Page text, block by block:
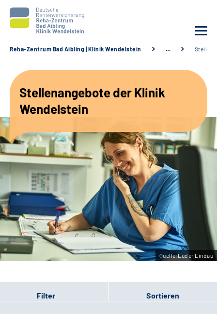
Unsere Angebote
Karriere
Sozialdienste & Zuweisende
Suche
Leichte Sprache
Gebärdensprache
Reha-Zentrum Bad Aibling | Klinik Wendelstein …
Stellenangebote der Klinik
Wendelstein
Quelle:Lüder Lindau
Filter Sortieren